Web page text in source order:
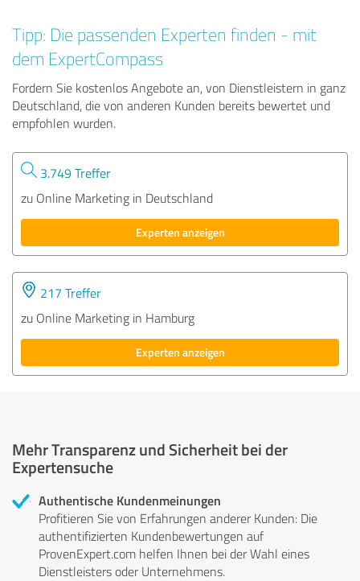
Tipp: Die passenden Experten finden - mit
dem ExpertCompass
Fordern Sie kostenlos Angebote an, von Dienstleistern in ganz
Deutschland, die von anderen Kunden bereits bewertet und
empfohlen wurden.
3.749 Treffer
zu Online Marketing in Deutschland
Experten anzeigen
217 Treffer
zu Online Marketing in Hamburg
Experten anzeigen
Mehr Transparenz und Sicherheit bei der
Expertensuche
Authentische Kundenmeinungen
Profitieren Sie von Erfahrungen anderer Kunden: Die
authentifizierten Kundenbewertungen auf
ProvenExpert.com helfen Ihnen bei der Wahl eines
Dienstleisters oder Unternehmens.